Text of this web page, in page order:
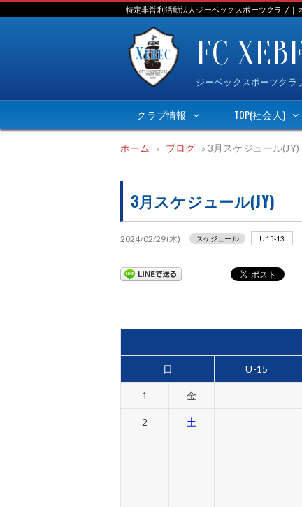
特定非営利活動法人ジーベックスポーツクラブ｜
FC
ジーベックスポーツクラブ
クラブ情報 TOP(社会人)
ホーム » ブログ » 3月スケジュール(JY)
3月スケジュール(JY)
2024/02/29(木) スケジュール U15-13
日 U-15
1 金
2 土